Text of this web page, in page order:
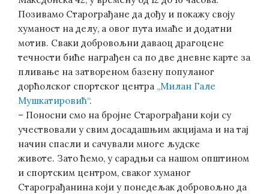
Позивамо Старограђане да дођу и покажу своју
хуманост на делу, а овог пута имаће и додатни
мотив. Сваки добровољни даваоц драгоцене
течности биће награђен са по две дневне карте за
пливање на затвореном базену популаног
дорћолског спортског центра „Милан Гале
Мушкатировић“.
– Поносни смо на бројне Старограђани који су
учествовали у свим досадашњим акцијама и на тај
начин спасли и сачували многе људске
животе. Зато ћемо, у сарадњи са нашом општином
и спортским центром, сваког хуманог
Старограђанина који у понедељак добровољно да